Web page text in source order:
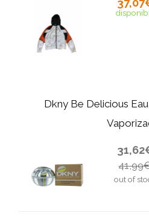
Dkny Be Delicious
out of